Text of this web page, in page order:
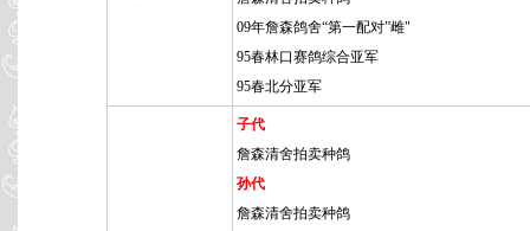
09年詹森鸽舍“第一配对”雌"
95春林口赛鸽综合亚军
95春北分亚军
子代
詹森清舍拍卖种鸽
孙代
詹森清舍拍卖种鸽